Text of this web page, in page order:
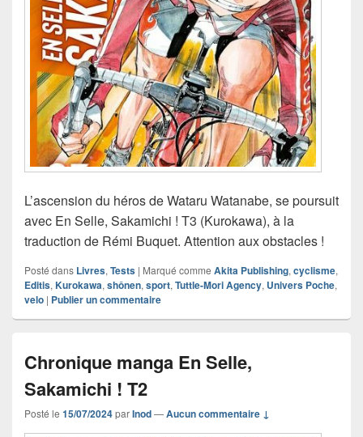
L’ascension du héros de Wataru Watanabe, se poursuit
avec En Selle, Sakamichi ! T3 (Kurokawa), à la
traduction de Rémi Buquet. Attention aux obstacles !
Posté dans Livres, Tests | Marqué comme Akita Publishing, cyclisme,
Editis, Kurokawa, shônen, sport, Tuttle-Mori Agency, Univers Poche,
velo | Publier un commentaire
Chronique manga En Selle,
Sakamichi ! T2
Posté le 15/07/2024parInod—Aucun commentaire ↓